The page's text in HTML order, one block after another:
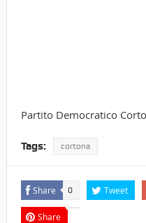
Partito Democratico
Tags: cortona
Share 0 Tweet
Share